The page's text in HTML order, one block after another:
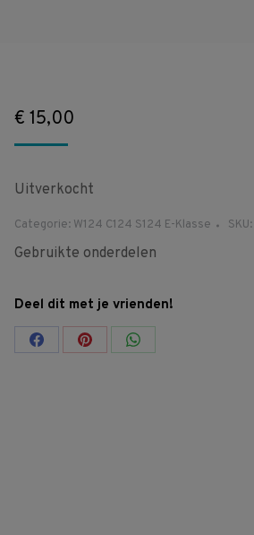
€ 15,00
Uitverkocht
Categorie: W124 C124 S124 E-Klasse SKU:
Gebruikte onderdelen
Deel dit met je vrienden!
Share Share Share